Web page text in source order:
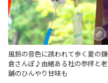
風鈴の音色に誘われて歩く夏の鎌
倉さんぽ♪由緒ある社の参拝と老
舗のひんやり甘味も